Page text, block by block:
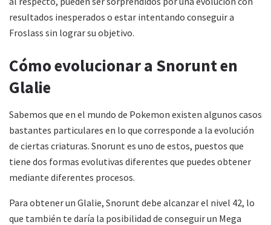
resultados inesperados o estar intentando conseguir a
Froslass sin lograr su objetivo.
Cómo evolucionar a Snorunt en
Glalie
Sabemos que en el mundo de Pokemon existen algunos casos
bastantes particulares en lo que corresponde a la evolución
de ciertas criaturas. Snorunt es uno de estos, puestos que
tiene dos formas evolutivas diferentes que puedes obtener
mediante diferentes procesos.
Para obtener un Glalie, Snorunt debe alcanzar el nivel 42, lo
que también te daría la posibilidad de conseguir un Mega